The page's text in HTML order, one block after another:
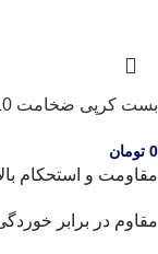
بست کرپی ضخامت 10 میلیمتر
0 تومان
مقاومت و استحکام
مقاوم در برابر